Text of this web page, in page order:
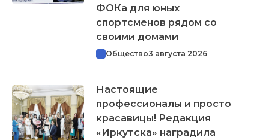
ФОКа для юных
спортсменов рядом со
своими домами
Общество3 августа 2026
Настоящие
профессионалы и просто
красавицы! Редакция
«Иркутска» наградила